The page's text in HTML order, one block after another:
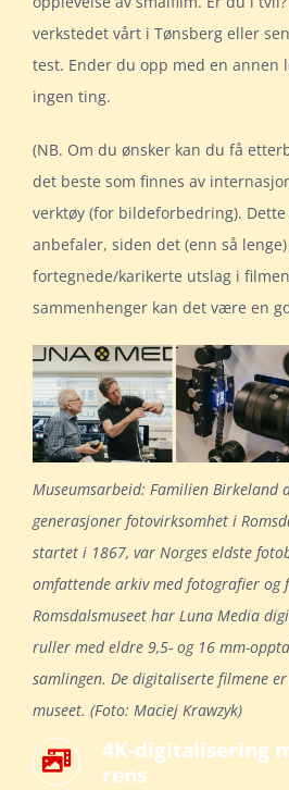
verkstedet vårt i Tønsberg eller
test. Ender du opp med en annen
ingen ting.
(NB. Om du ønsker kan du få
det beste som finnes av
verktøy (for bildeforbedring).
anbefaler, siden det (enn så
fortegnede/karikerte utslag i
sammenhenger kan det være en
Museumsarbeid: Familien Birkeland
generasjoner fotovirksomhet i
startet i 1867, var Norges eldste
omfattende arkiv med fotografier og
Romsdalsmuseet har Luna Media
ruller med eldre 9,5- og 16 mm-
samlingen. De digitaliserte filmene
museet. (Foto: Maciej Krawzyk)
4K-digitalisering
rens